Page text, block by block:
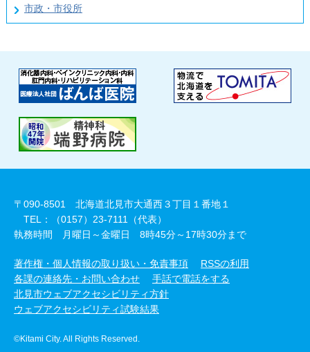
市政・市役所
〒090-8501 北海道北見市大通西３丁目１番地１
TEL：（0157）23-7111（代表）
執務時間 月曜日～金曜日 8時45分～17時30分まで
著作権・個人情報の取り扱い・免責事項
RSSの利用
各課の連絡先・お問い合わせ
手話で電話をする
北見市ウェブアクセシビリティ方針
ウェブアクセシビリティ試験結果
©Kitami City. All Rights Reserved.